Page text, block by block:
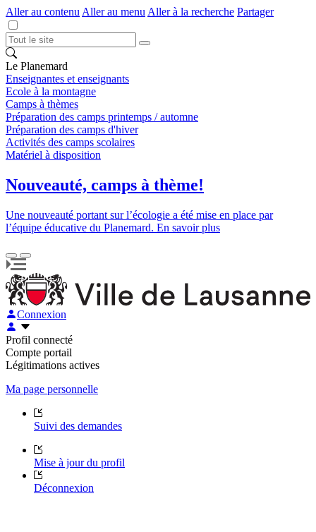
Aller au contenu Aller au menu Aller à la recherche Partager
Le Planemard
Enseignantes et enseignants
Ecole à la montagne
Camps à thèmes
Préparation des camps printemps / automne
Préparation des camps d'hiver
Activités des camps scolaires
Matériel à disposition
Nouveauté, camps à thème!
Une nouveauté portant sur l’écologie a été mise en place par
l’équipe éducative du Planemard. En savoir plus
Connexion
Profil connecté
Compte portail
Légitimations actives
Ma page personnelle
Suivi des demandes
Mise à jour du profil
Déconnexion